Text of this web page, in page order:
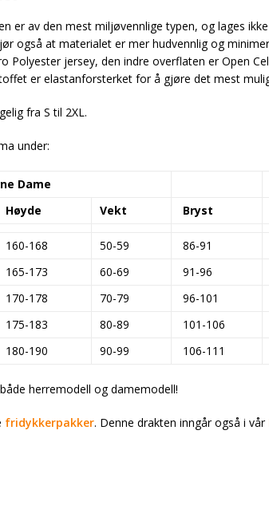
er av den mest miljøvennlige typen, og lages
også at materialet er mer hudvennlig og
Polyester jersey, den indre overflaten er Open
er elastanforsterket for å gjøre det mest
fra S til 2XL.
under:
Dame
Høyde Vekt Bryst
160-168 50-59 86-91
165-173 60-69 91-96
170-178 70-79 96-101
175-183 80-89 101-106
180-190 90-99 106-111
herremodell og damemodell!
fridykkerpakker. Denne drakten inngår også i vår